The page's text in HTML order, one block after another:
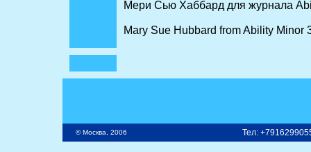
Мери Сью Хаббард для журнала
Mary Sue Hubbard from Ability Minor
© Москва, 2006 Тел: